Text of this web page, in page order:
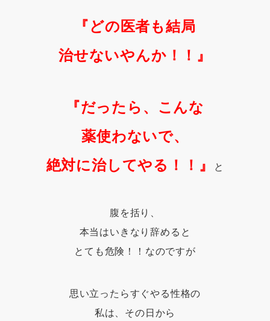
『どの医者も結局
治せないやんか！！』
『だったら、こんな
薬使わないで、
絶対に治してやる！！』
と
腹を括り、
本当はいきなり辞めると
とても危険！！なのですが
思い立ったらすぐやる性格の
私は、その日から